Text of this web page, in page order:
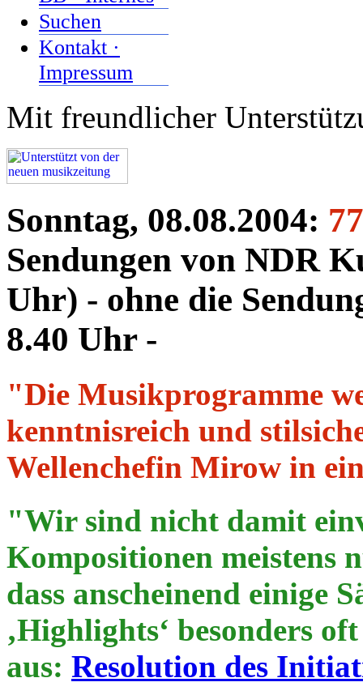
Suchen
Kontakt ·
Impressum
Mit freundlicher
Sonntag, 08.08.2004: 77
Sendungen von NDR
Uhr) - ohne die
8.40 Uhr -
"Die Musikprogramme
kenntnisreich und
Wellenchefin Mirow in
"Wir sind nicht damit
Kompositionen meistens
dass anscheinend einige
‚Highlights‘ besonders
aus: Resolution des